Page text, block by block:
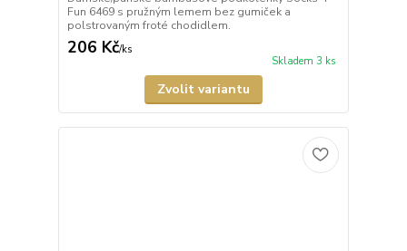
Fun 6469 s pružným lemem bez gumiček a
polstrovaným froté chodidlem.
206 Kč/ks
Skladem 3 ks
Zvolit variantu